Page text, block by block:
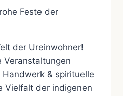
Feste der
der Ureinwohner!
Veranstaltungen
& spirituelle
Vielfalt der indigenen